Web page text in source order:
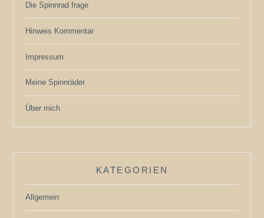
Die Spinnrad frage
Hinweis Kommentar
Impressum
Meine Spinnräder
Über mich
KATEGORIEN
Allgemein